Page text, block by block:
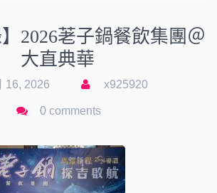
】2026荖子鍋餐飲集團＠
大直典華
16, 2026 x925920
0 comments